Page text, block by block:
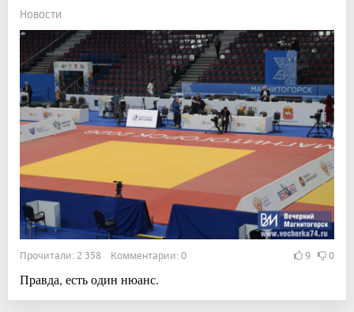
Новости
Прочитали: 2 358 Комментарии: 0 9 0
Правда, есть один нюанс.